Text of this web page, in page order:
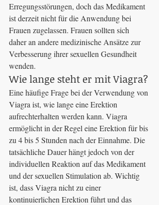
Erregungsstörungen, doch das Medikament
ist derzeit nicht für die Anwendung bei
Frauen zugelassen. Frauen sollten sich
daher an andere medizinische Ansätze zur
Verbesserung ihrer sexuellen Gesundheit
wenden.
Wie lange steht er mit Viagra?
Eine häufige Frage bei der Verwendung von
Viagra ist, wie lange eine Erektion
aufrechterhalten werden kann. Viagra
ermöglicht in der Regel eine Erektion für bis
zu 4 bis 5 Stunden nach der Einnahme. Die
tatsächliche Dauer hängt jedoch von der
individuellen Reaktion auf das Medikament
und der sexuellen Stimulation ab. Wichtig
ist, dass Viagra nicht zu einer
kontinuierlichen Erektion führt und das